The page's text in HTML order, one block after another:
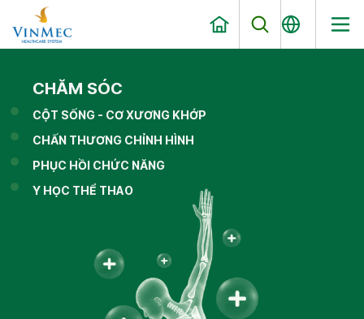
CHĂM SÓC
CỘT SỐNG - CƠ XƯƠNG KHỚP
CHẤN THƯƠNG CHỈNH HÌNH
PHỤC HỒI CHỨC NĂNG
Y HỌC THỂ THAO